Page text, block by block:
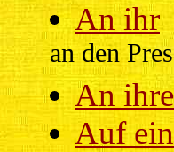
An ihr
an den
An
Auf